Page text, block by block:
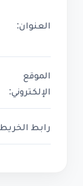
العنوان:
الموقع
الإلكتروني:
رابط